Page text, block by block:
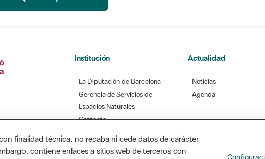
Institución
La Diputación de Barcelona
Gerencia de Servicios de
Espacios Naturales
Contacto
Actualidad
Noticias
Agenda
finalidad técnica, no recaba ni cede datos de carácter
contiene enlaces a sitios web de terceros con